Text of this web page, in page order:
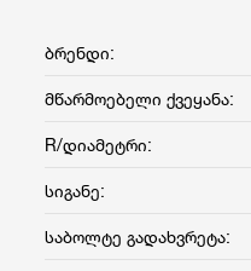
ბრენდი:
მწარმოებელი ქვეყანა:
R/დიამეტრი:
სიგანე:
საბოლტე გადახვრეტა: